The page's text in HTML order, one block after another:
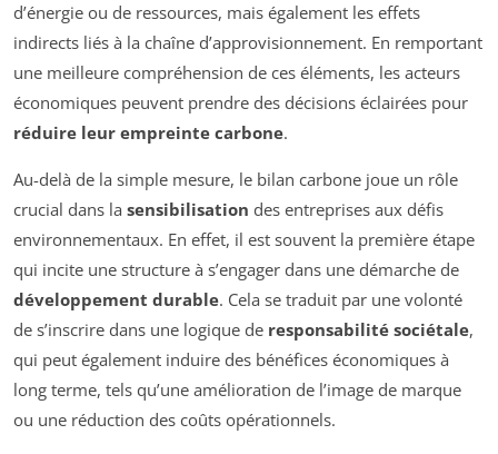
d’énergie ou de ressources, mais également les effets
indirects liés à la chaîne d’approvisionnement. En remportant
une meilleure compréhension de ces éléments, les acteurs
économiques peuvent prendre des décisions éclairées pour
réduire leur empreinte carbone.
Au-delà de la simple mesure, le bilan carbone joue un rôle
crucial dans la sensibilisation des entreprises aux défis
environnementaux. En effet, il est souvent la première étape
qui incite une structure à s’engager dans une démarche de
développement durable. Cela se traduit par une volonté
de s’inscrire dans une logique de responsabilité sociétale,
qui peut également induire des bénéfices économiques à
long terme, tels qu’une amélioration de l’image de marque
ou une réduction des coûts opérationnels.